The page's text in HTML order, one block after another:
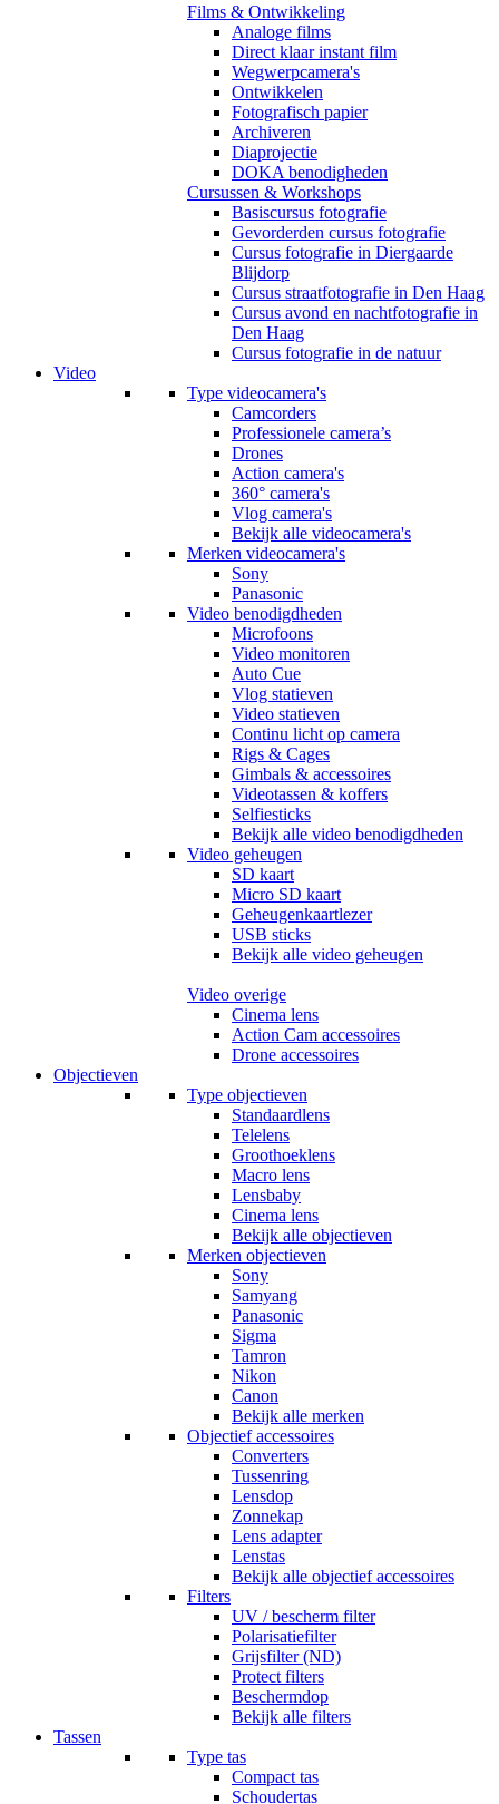
Films & Ontwikkeling
Analoge films
Direct klaar instant film
Wegwerpcamera's
Ontwikkelen
Fotografisch papier
Archiveren
Diaprojectie
DOKA benodigheden
Cursussen & Workshops
Basiscursus fotografie
Gevorderden cursus fotografie
Cursus fotografie in Diergaarde
Blijdorp
Cursus straatfotografie in Den Haag
Cursus avond en nachtfotografie in
Den Haag
Cursus fotografie in de natuur
Video
Type videocamera's
Camcorders
Professionele camera’s
Drones
Action camera's
360° camera's
Vlog camera's
Bekijk alle videocamera's
Merken videocamera's
Sony
Panasonic
Video benodigdheden
Microfoons
Video monitoren
Auto Cue
Vlog statieven
Video statieven
Continu licht op camera
Rigs & Cages
Gimbals & accessoires
Videotassen & koffers
Selfiesticks
Bekijk alle video benodigdheden
Video geheugen
SD kaart
Micro SD kaart
Geheugenkaartlezer
USB sticks
Bekijk alle video geheugen
Video overige
Cinema lens
Action Cam accessoires
Drone accessoires
Objectieven
Type objectieven
Standaardlens
Telelens
Groothoeklens
Macro lens
Lensbaby
Cinema lens
Bekijk alle objectieven
Merken objectieven
Sony
Samyang
Panasonic
Sigma
Tamron
Nikon
Canon
Bekijk alle merken
Objectief accessoires
Converters
Tussenring
Lensdop
Zonnekap
Lens adapter
Lenstas
Bekijk alle objectief accessoires
Filters
UV / bescherm filter
Polarisatiefilter
Grijsfilter (ND)
Protect filters
Beschermdop
Bekijk alle filters
Tassen
Type tas
Compact tas
Schoudertas